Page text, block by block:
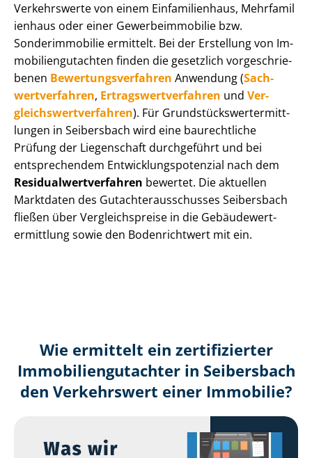
Verkehrswerte von einem Einfamilienhaus, Mehr­fa­mi­l
i­en­haus oder einer Ge­wer­be­im­mo­bi­lie bzw.
Sonderimmobilie ermittelt. Bei der Erstellung von Im­
mo­bi­li­en­gut­ach­ten finden die gesetzlich vor­ge­schrie­
be­nen Be­wer­tungs­ver­fah­ren Anwendung (Sach­
wert­ver­fah­ren, Er­trags­wert­ver­fah­ren und Ver­
gleichs­wert­ver­fah­ren). Für Grund­stücks­wert­ermitt­
lun­gen in Seibersbach wird eine baurechtliche
Prüfung der Liegenschaft durchgeführt und bei
entsprechendem Ent­wick­lungs­po­ten­zi­al nach dem
Re­si­du­al­wert­ver­fah­ren bewertet. Die aktuellen
Marktdaten des Gut­ach­ter­aus­schus­ses Seibersbach
fließen über Ver­gleichs­prei­se in die Ge­bäu­de­wert­
ermitt­lung sowie den Bodenrichtwert mit ein.
Wie ermittelt ein zertifizierter
Immobilien­gutachter in Seibersbach
den Verkehrswert einer Immobilie?